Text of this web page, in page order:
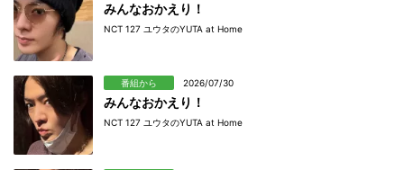
みんなおかえり！
NCT 127 ユウタのYUTA at Home
番組から 2026/07/30
みんなおかえり！
NCT 127 ユウタのYUTA at Home